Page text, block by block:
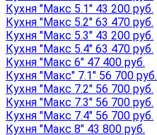
Кухня "Макс 5.1" 43 200 руб.
Кухня "Макс 5.2" 63 470 руб.
Кухня "Макс 5.3" 43 200 руб.
Кухня "Макс 5.4" 63 470 руб.
Кухня "Макс 6" 47 400 руб.
Кухня "Макс" 7.1" 56 700 руб.
Кухня "Макс 7.2" 56 700 руб.
Кухня "Макс 7.3" 56 700 руб.
Кухня "Макс 7.4" 56 700 руб.
Кухня "Макс 8" 43 800 руб.